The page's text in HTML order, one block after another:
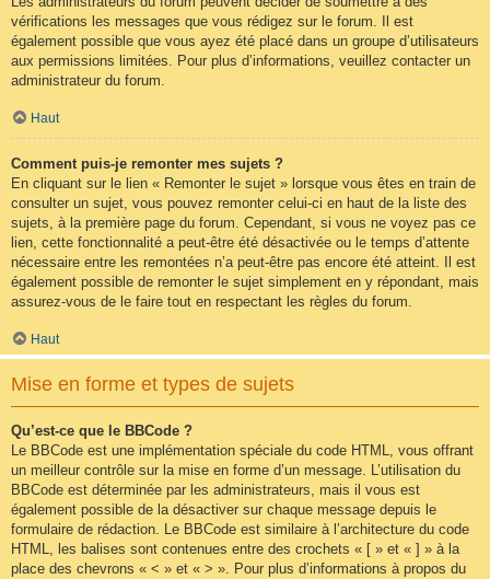
vérifications les messages que vous rédigez sur le forum. Il est
également possible que vous ayez été placé dans un groupe d’utilisateurs
aux permissions limitées. Pour plus d’informations, veuillez contacter un
administrateur du forum.
Haut
Comment puis-je remonter mes sujets ?
En cliquant sur le lien « Remonter le sujet » lorsque vous êtes en train de
consulter un sujet, vous pouvez remonter celui-ci en haut de la liste des
sujets, à la première page du forum. Cependant, si vous ne voyez pas ce
lien, cette fonctionnalité a peut-être été désactivée ou le temps d’attente
nécessaire entre les remontées n’a peut-être pas encore été atteint. Il est
également possible de remonter le sujet simplement en y répondant, mais
assurez-vous de le faire tout en respectant les règles du forum.
Haut
Mise en forme et types de sujets
Qu’est-ce que le BBCode ?
Le BBCode est une implémentation spéciale du code HTML, vous offrant
un meilleur contrôle sur la mise en forme d’un message. L’utilisation du
BBCode est déterminée par les administrateurs, mais il vous est
également possible de la désactiver sur chaque message depuis le
formulaire de rédaction. Le BBCode est similaire à l’architecture du code
HTML, les balises sont contenues entre des crochets « [ » et « ] » à la
place des chevrons « < » et « > ». Pour plus d’informations à propos du